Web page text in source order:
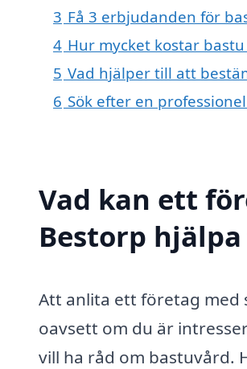
3 Få 3 erbjudanden för
4 Hur mycket kostar
5 Vad hjälper till att
6 Sök efter en
Vad kan ett
Bestorp
Att anlita ett företag med
oavsett om du är
vill ha råd om bastuvård.